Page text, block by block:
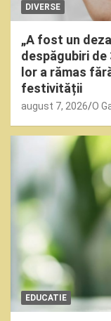
DIVERSE
„A fost un
despăgubiri de
lor a rămas
festivității
august 7, 2026 O
EDUCATIE